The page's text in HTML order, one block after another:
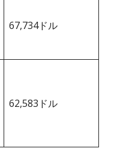
67,734ドル
62,583ドル